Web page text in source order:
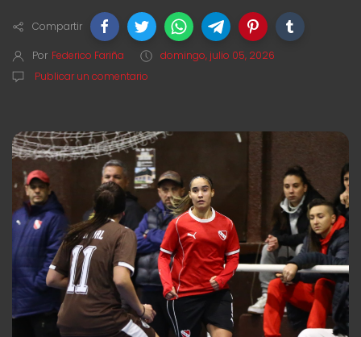
Compartir
Por Federico Fariña
domingo, julio 05, 2026
Publicar un comentario